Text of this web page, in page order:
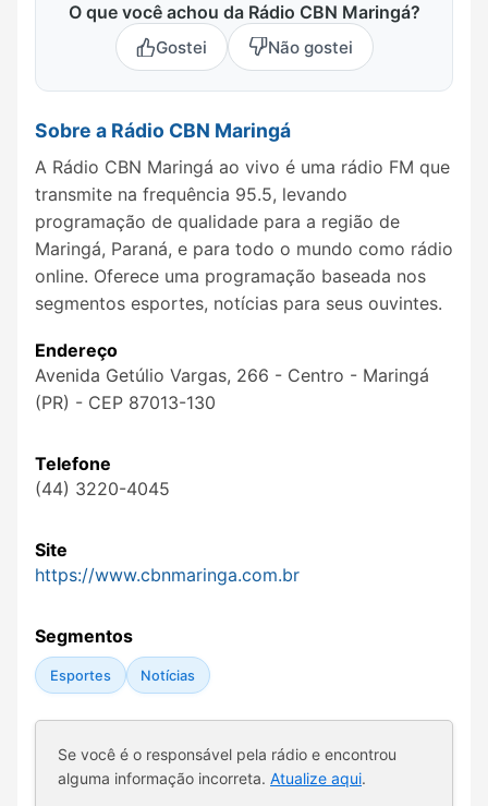
O que você achou da Rádio CBN Maringá?
Gostei Não gostei
Sobre a Rádio CBN Maringá
A Rádio CBN Maringá ao vivo é uma rádio FM que
transmite na frequência 95.5, levando
programação de qualidade para a região de
Maringá, Paraná, e para todo o mundo como rádio
online. Oferece uma programação baseada nos
segmentos esportes, notícias para seus ouvintes.
Endereço
Avenida Getúlio Vargas, 266 - Centro - Maringá
(PR) - CEP 87013-130
Telefone
(44) 3220-4045
Site
https://www.cbnmaringa.com.br
Segmentos
Esportes Notícias
Se você é o responsável pela rádio e encontrou
alguma informação incorreta. Atualize aqui.